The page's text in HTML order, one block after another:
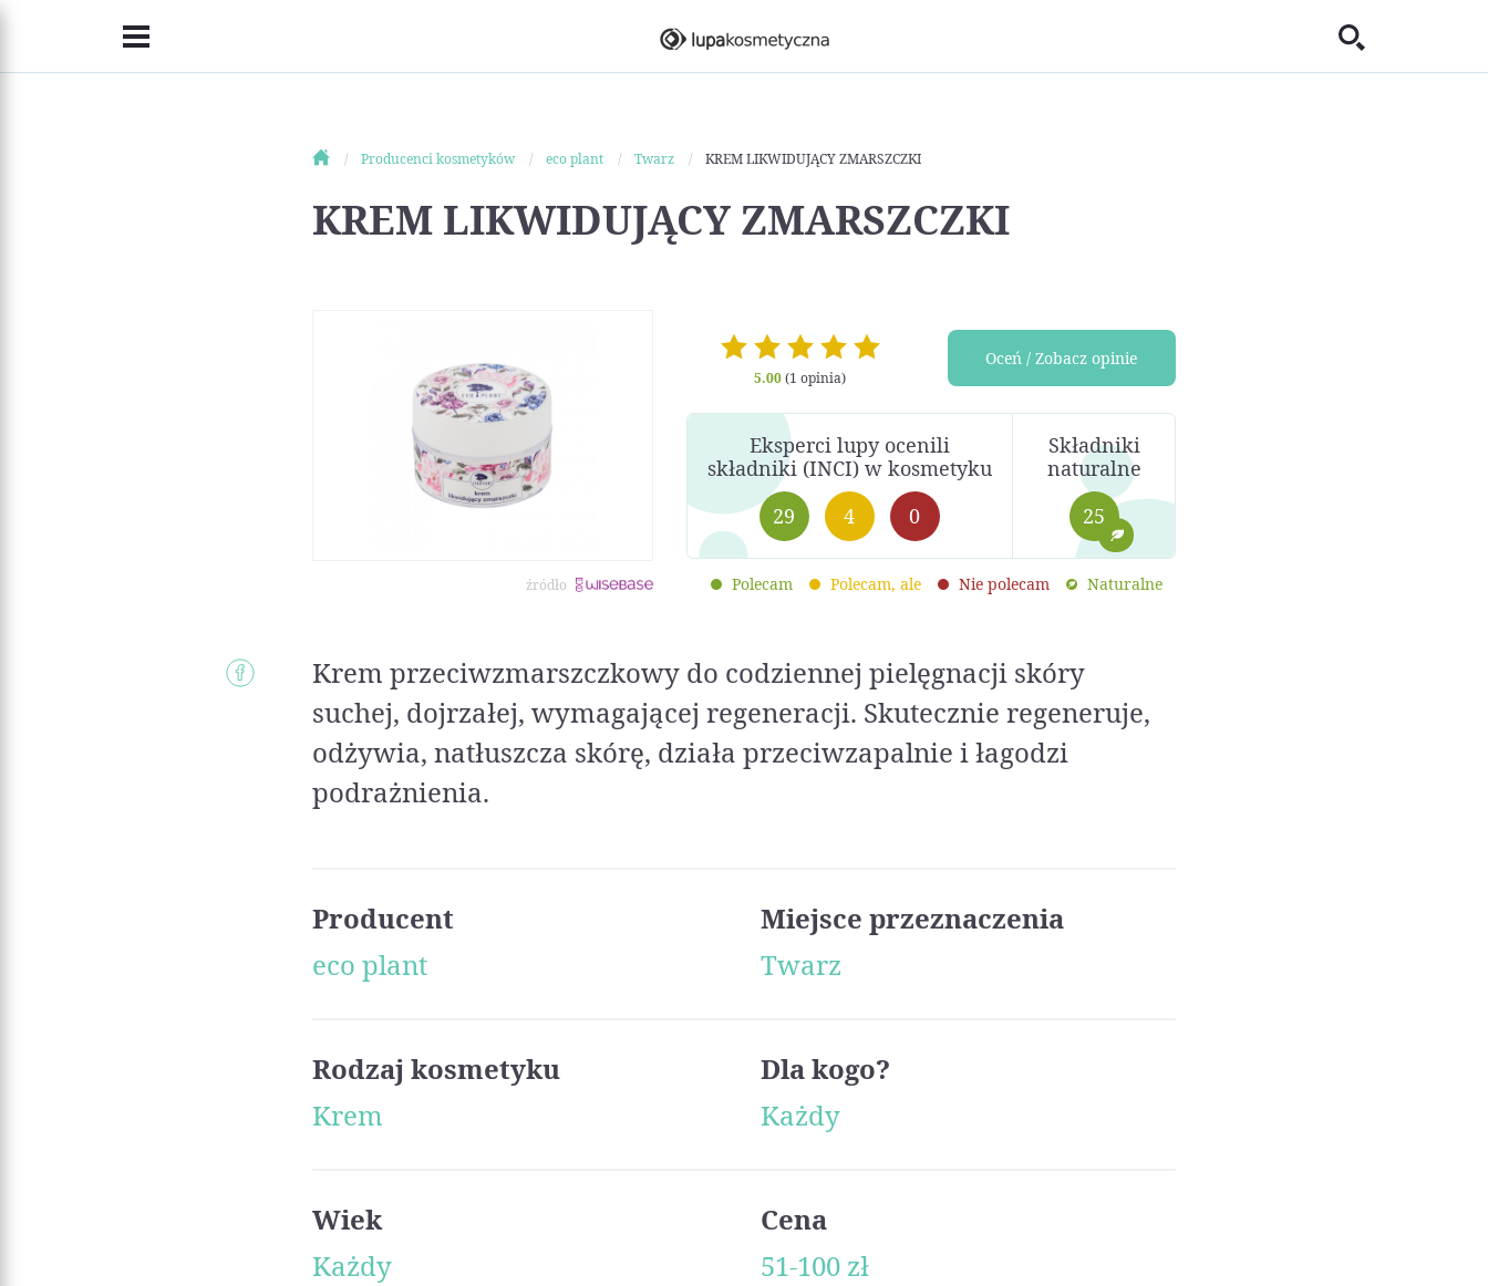
Producenci kosmetyków eco plant Twarz KREM LIKWIDUJĄCY ZMARSZCZKI
KREM LIKWIDUJĄCY ZMARSZCZKI
źródło
5.00(1 opinia)
Oceń / Zobacz opinie
Eksperci lupy ocenili
składniki (INCI) w kosmetyku
29
4 0
Składniki
naturalne
25
Polecam Polecam, ale Nie polecam Naturalne
Krem przeciwzmarszczkowy do codziennej pielęgnacji skóry
suchej, dojrzałej, wymagającej regeneracji. Skutecznie regeneruje,
odżywia, natłuszcza skórę, działa przeciwzapalnie i łagodzi
podrażnienia.
Producent
eco plant
Miejsce przeznaczenia
Twarz
Rodzaj kosmetyku
Krem
Dla kogo?
Każdy
Wiek
Każdy
Cena
51-100 zł